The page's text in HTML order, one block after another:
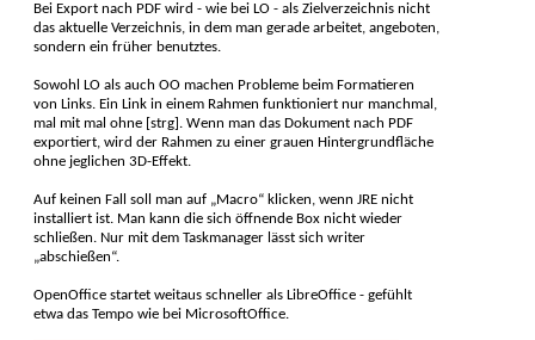
Bei Export nach PDF wird - wie bei LO - als Ziel­verzeich­nis nicht
das aktuelle Verzeich­nis, in dem man gerade arbeitet, ange­boten,
sondern ein früher benutztes.
Sowohl LO als auch OO machen Probleme beim Forma­tieren
von Links. Ein Link in einem Rahmen funktio­niert nur manch­mal,
mal mit mal ohne [strg]. Wenn man das Dokument nach PDF
expor­tiert, wird der Rahmen zu einer grauen Hinter­grund­fläche
ohne jeg­lichen 3D-Effekt.
Auf keinen Fall soll man auf „Macro“ klicken, wenn JRE nicht
instal­liert ist. Man kann die sich öffnende Box nicht wieder
schließen. Nur mit dem Task­manager lässt sich writer
„abschießen“.
OpenOffice startet weitaus schneller als Libre­Office - gefühlt
etwa das Tempo wie bei Microsoft­Office.